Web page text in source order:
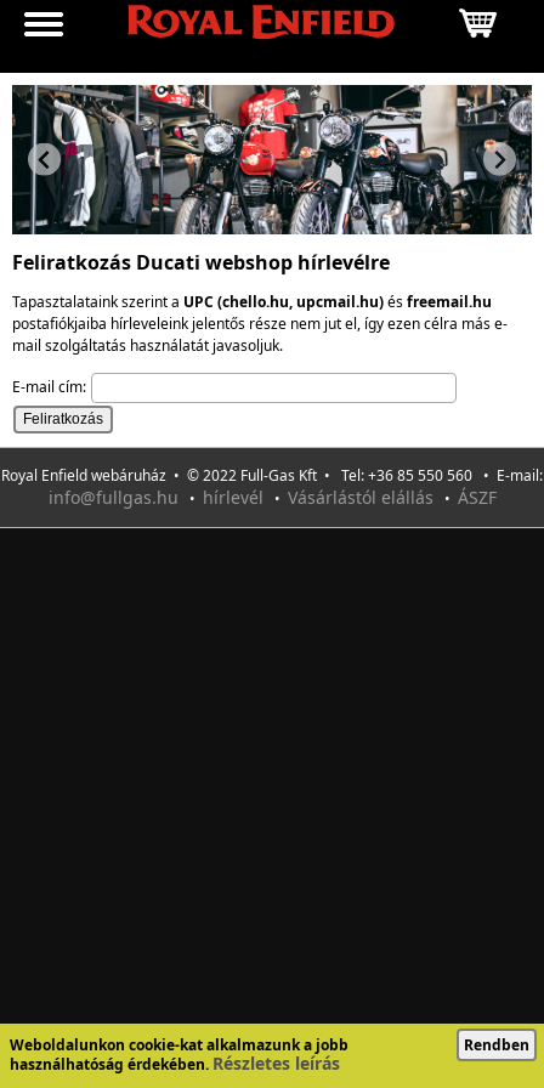
Weboldalunkon cookie-kat alkalmazunk a jobb
használhatóság érdekében. Részletes leírás
Rendben
Feliratkozás Ducati webshop hírlevélre
Tapasztalataink szerint a UPC (chello.hu, upcmail.hu)ésfreemail.hu
postafiókjaiba hírleveleink jelentős része nem jut el, így ezen célra más e-
mail szolgáltatás használatát javasoljuk.
E-mail cím:
Royal Enfield webáruház • © 2022 Full-Gas Kft • Tel: +36 85 550 560 • E-mail:
info@fullgas.hu • hírlevél • Vásárlástól elállás • ÁSZF